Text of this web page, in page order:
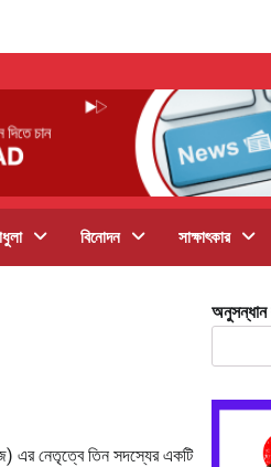
বিনোদন সাক্ষাৎকার
এর নেতৃত্বে তিন সদস্যের একটি